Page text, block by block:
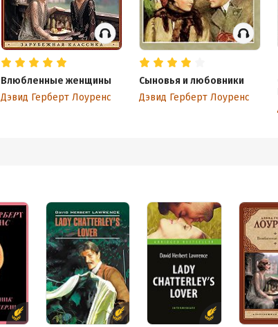
Влюбленные женщины
Дэвид Герберт Лоуренс
Сыновья и любовники
Дэвид Герберт Лоуренс